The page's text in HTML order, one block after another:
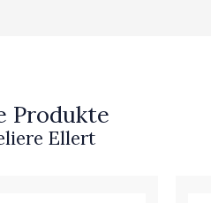
Produkte
Ellert